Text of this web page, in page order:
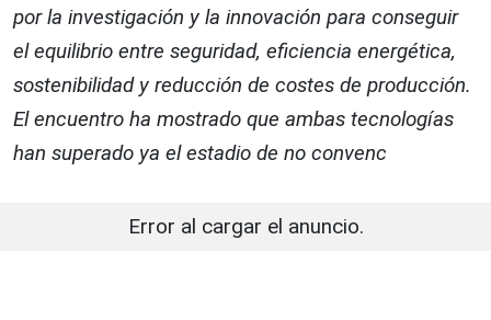
por la investigación y la innovación para conseguir
el equilibrio entre seguridad, eficiencia energética,
sostenibilidad y reducción de costes de producción.
El encuentro ha mostrado que ambas tecnologías
han superado ya el estadio de no convenc
Error al cargar el anuncio.